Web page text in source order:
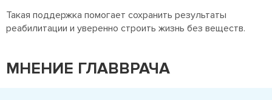
Такая поддержка помогает сохранить результаты
реабилитации и уверенно строить жизнь без веществ.
МНЕНИЕ ГЛАВВРАЧА